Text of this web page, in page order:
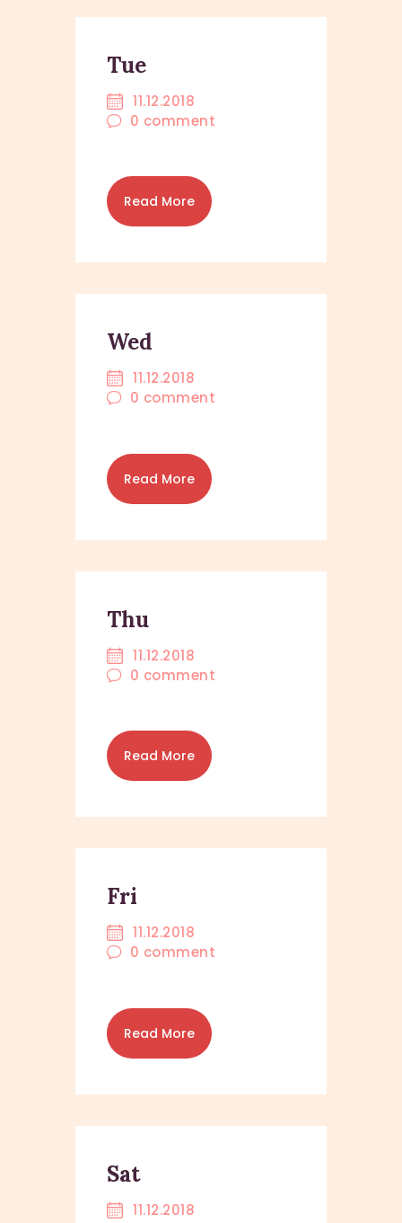
Tue
11.12.2018
0 comment
Read More
Wed
11.12.2018
0 comment
Read More
Thu
11.12.2018
0 comment
Read More
Fri
11.12.2018
0 comment
Read More
Sat
11.12.2018